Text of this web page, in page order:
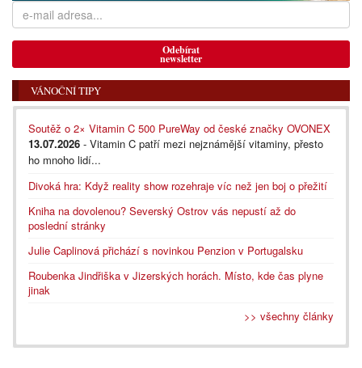
Odebírat
newsletter
VÁNOČNÍ TIPY
Soutěž o 2× Vitamin C 500 PureWay od české značky OVONEX
13.07.2026 - Vitamin C patří mezi nejznámější vitaminy, přesto
ho mnoho lidí...
Divoká hra: Když reality show rozehraje víc než jen boj o přežití
Kniha na dovolenou? Severský Ostrov vás nepustí až do
poslední stránky
Julie Caplinová přichází s novinkou Penzion v Portugalsku
Roubenka Jindřiška v Jizerských horách. Místo, kde čas plyne
jinak
>> všechny články